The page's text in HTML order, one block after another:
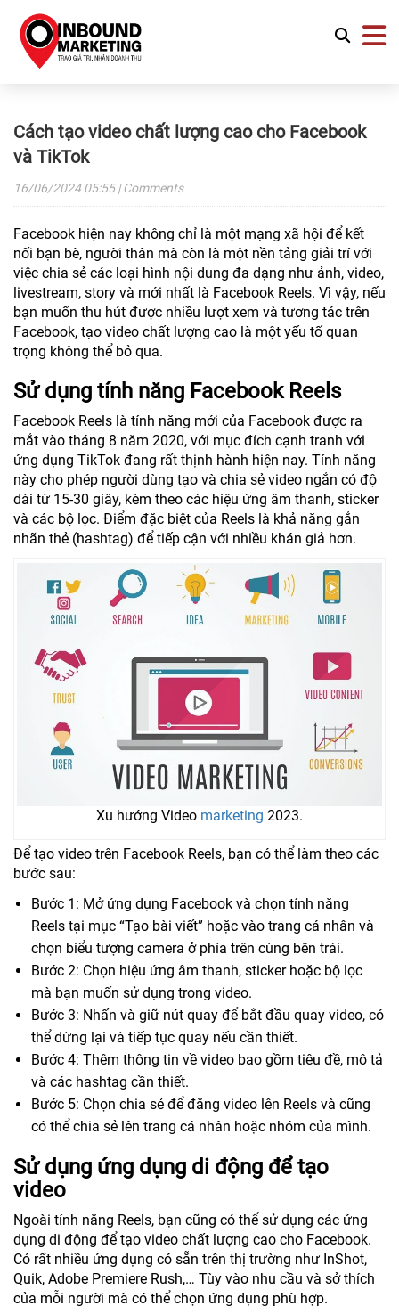
Cách tạo video chất lượng cao cho Facebook
và TikTok
16/06/202405:55| Comments
Facebook hiện nay không chỉ là một mạng xã hội để kết
nối bạn bè, người thân mà còn là một nền tảng giải trí với
việc chia sẻ các loại hình nội dung đa dạng như ảnh, video,
livestream, story và mới nhất là Facebook Reels. Vì vậy, nếu
bạn muốn thu hút được nhiều lượt xem và tương tác trên
Facebook, tạo video chất lượng cao là một yếu tố quan
trọng không thể bỏ qua.
Sử dụng tính năng Facebook Reels
Facebook Reels là tính năng mới của Facebook được ra
mắt vào tháng 8 năm 2020, với mục đích cạnh tranh với
ứng dụng TikTok đang rất thịnh hành hiện nay. Tính năng
này cho phép người dùng tạo và chia sẻ video ngắn có độ
dài từ 15-30 giây, kèm theo các hiệu ứng âm thanh, sticker
và các bộ lọc. Điểm đặc biệt của Reels là khả năng gắn
nhãn thẻ (hashtag) để tiếp cận với nhiều khán giả hơn.
Xu hướng Video marketing 2023.
Để tạo video trên Facebook Reels, bạn có thể làm theo các
bước sau:
Bước 1: Mở ứng dụng Facebook và chọn tính năng
Reels tại mục “Tạo bài viết” hoặc vào trang cá nhân và
chọn biểu tượng camera ở phía trên cùng bên trái.
Bước 2: Chọn hiệu ứng âm thanh, sticker hoặc bộ lọc
mà bạn muốn sử dụng trong video.
Bước 3: Nhấn và giữ nút quay để bắt đầu quay video, có
thể dừng lại và tiếp tục quay nếu cần thiết.
Bước 4: Thêm thông tin về video bao gồm tiêu đề, mô tả
và các hashtag cần thiết.
Bước 5: Chọn chia sẻ để đăng video lên Reels và cũng
có thể chia sẻ lên trang cá nhân hoặc nhóm của mình.
Sử dụng ứng dụng di động để tạo
video
Ngoài tính năng Reels, bạn cũng có thể sử dụng các ứng
dụng di động để tạo video chất lượng cao cho Facebook.
Có rất nhiều ứng dụng có sẵn trên thị trường như InShot,
Quik, Adobe Premiere Rush,… Tùy vào nhu cầu và sở thích
của mỗi người mà có thể chọn ứng dụng phù hợp.